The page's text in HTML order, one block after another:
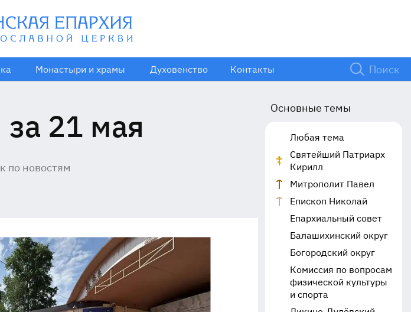
Монастыри и храмы Духовенство Контакты
21 мая Основные темы
Любая тема
Святейший Патриарх
Кирилл
Митрополит Павел
Епископ Николай
Епархиальный совет
Балашихинский округ
Богородский округ
Комиссия по вопросам
физической культуры
и спорта